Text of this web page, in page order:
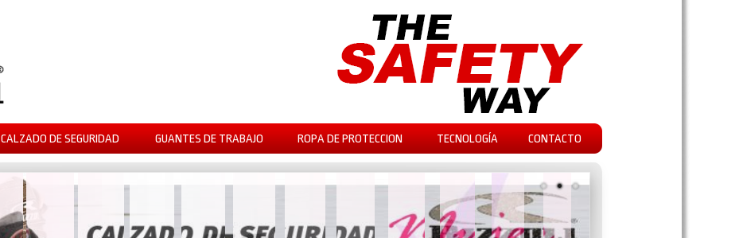
CALZADO DE SEGURIDAD GUANTES DE TRABAJO ROPA DE PROTECCION TECNOLOGÍA CONTACTO